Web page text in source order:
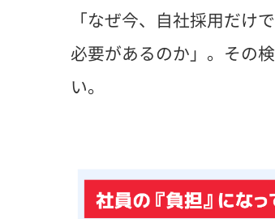
「なぜ今、自社採用だけ
必要があるのか」。その
い。